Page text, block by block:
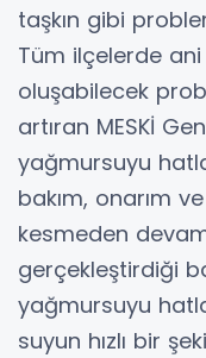
taşkın gibi
Tüm ilçelerde ani
oluşabilecek
artıran MESKİ
yağmursuyu
bakım, onarım
kesmeden
gerçekleştirdiği
yağmursuyu
suyun hızlı bir